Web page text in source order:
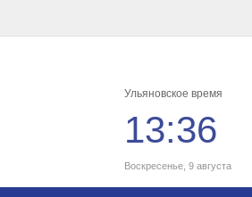
Ульяновское время
13:36
Воскресенье, 9 августа